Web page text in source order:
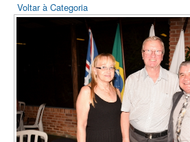
Voltar à Categoria